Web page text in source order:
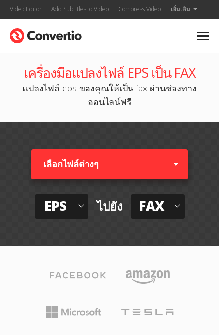
Video Editor Add Subtitles to Video Compress Video เพิ่มเติม
เครื่องมือแปลงไฟล์ EPS เป็น FAX
แปลงไฟล์ eps ของคุณให้เป็น fax ผ่านช่องทาง
ออนไลน์ฟรี
เลือกไฟล์ต่างๆ​
EPS ไปยัง FAX